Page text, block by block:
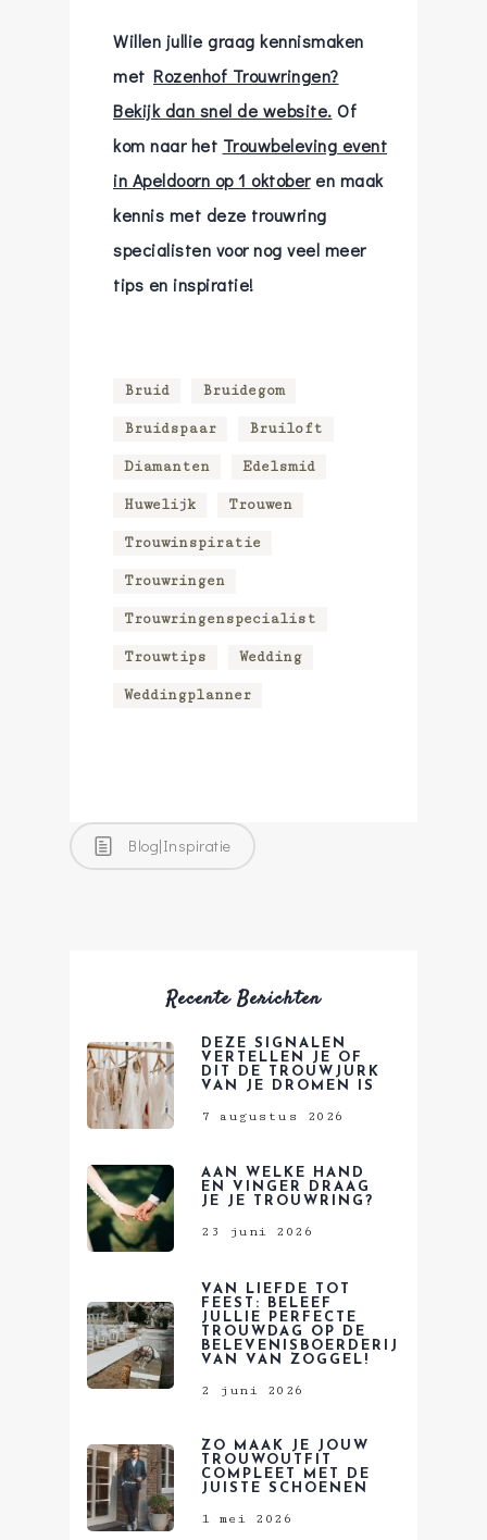
Willen jullie graag kennismaken
met Rozenhof Trouwringen?
Bekijk dan snel de website. Of
kom naar het Trouwbeleving event
in Apeldoorn op 1 oktoberen maak
kennis met deze trouwring
specialisten voor nog veel meer
tips en inspiratie!
Bruid Bruidegom
Bruidspaar Bruiloft
Diamanten Edelsmid
Huwelijk Trouwen
Trouwinspiratie
Trouwringen
Trouwringenspecialist
Trouwtips Wedding
Weddingplanner
Blog|Inspiratie
Recente Berichten
DEZE SIGNALEN
VERTELLEN JE OF
DIT DE TROUWJURK
VAN JE DROMEN IS
7 augustus 2026
AAN WELKE HAND
EN VINGER DRAAG
JE JE TROUWRING?
23 juni 2026
VAN LIEFDE TOT
FEEST: BELEEF
JULLIE PERFECTE
TROUWDAG OP DE
BELEVENISBOERDERIJ
VAN VAN ZOGGEL!
2 juni 2026
ZO MAAK JE JOUW
TROUWOUTFIT
COMPLEET MET DE
JUISTE SCHOENEN
1 mei 2026